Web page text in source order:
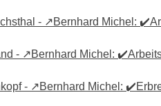
- ↗️Bernhard Michel:
- ↗️Bernhard Michel:
- ↗️Bernhard Michel: